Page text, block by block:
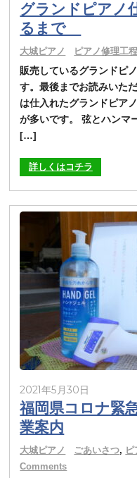
グランドピアノ
るまで
大城ピアノ ピアノ修理工程
販売しているグランドピ
す。最後までお読みいた
は仕入れたグランドピア
が多いです。 弦とハンマ
[…]
詳しくはコチラ
2021年5月30日
福岡県コロナ緊
業案内
大城ピアノ ごあいさつ, ピ
Comments